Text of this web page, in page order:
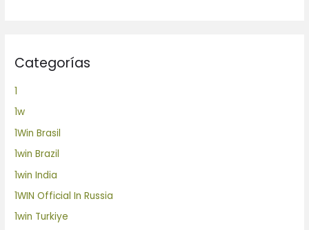
Categorías
1
1w
1Win Brasil
1win Brazil
1win India
1WIN Official In Russia
1win Turkiye